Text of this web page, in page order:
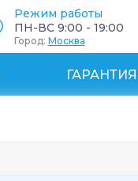
Режим работы
ПН-ВС 9:00 - 19:00
Город: Москва
ГАРАНТИЯ